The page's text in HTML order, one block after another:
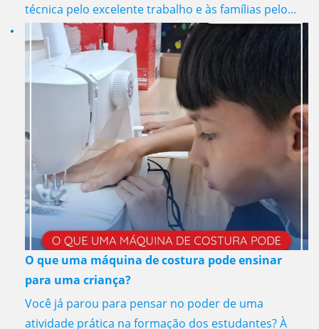
técnica pelo excelente trabalho e às famílias pelo...
O que uma máquina de costura pode ensinar
para uma criança?
Você já parou para pensar no poder de uma
atividade prática na formação dos estudantes? À